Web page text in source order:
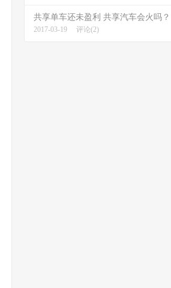
共享单车还未盈利 共享汽车会火吗？
2017-03-19 评论(2)